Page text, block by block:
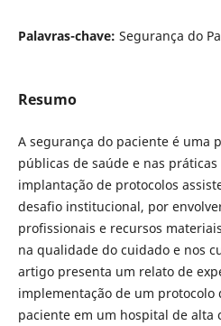
Palavras-chave: Segurança do
Resumo
A segurança do paciente é uma
públicas de saúde e nas
implantação de protocolos
desafio institucional, por
profissionais e recursos
na qualidade do cuidado e nos
artigo presenta um relato de
implementação de um protocolo
paciente em um hospital de alta